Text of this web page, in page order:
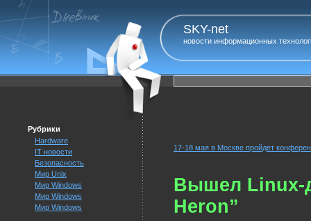
SKY-net
новости информационных
Рубрики
Hardware
IT новости
Безопасность
Мир Unix
Мир Windows
Мир Windows
Мир Windows
17-18 мая в Москве пройдет
Вышел Linux-
Heron”